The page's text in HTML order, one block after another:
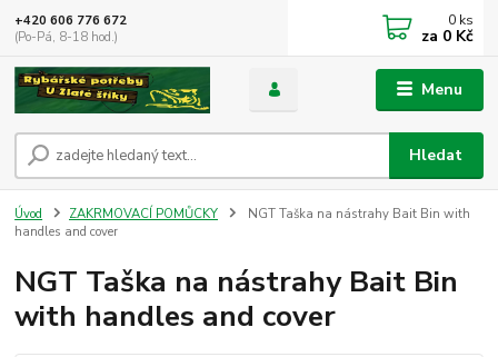
Menu
Hledat
+420 606 776 672
(Po-Pá, 8-18 hod.)
0 ks
za 0 Kč
Úvod ZAKRMOVACÍ POMŮCKY
NGT Taška na nástrahy Bait Bin with
handles and cover
NGT Taška na nástrahy Bait Bin
with handles and cover